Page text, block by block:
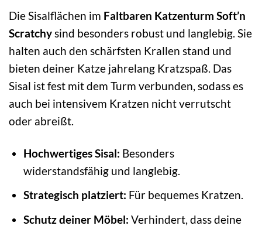
Die Sisalflächen im Faltbaren Katzenturm Soft’n
Scratchysind besonders robust und langlebig. Sie
halten auch den schärfsten Krallen stand und
bieten deiner Katze jahrelang Kratzspaß. Das
Sisal ist fest mit dem Turm verbunden, sodass es
auch bei intensivem Kratzen nicht verrutscht
oder abreißt.
Hochwertiges Sisal: Besonders
widerstandsfähig und langlebig.
Strategisch platziert: Für bequemes Kratzen.
Schutz deiner Möbel: Verhindert, dass deine